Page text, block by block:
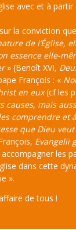
avec et à partir
la conviction
de l’Église,
essence elle-
» (Benoît XVI,
François : «
en eux(cf les
causes, mais
comprendre et
que Dieu
Evangelii
les
dans cette
».
de tous !